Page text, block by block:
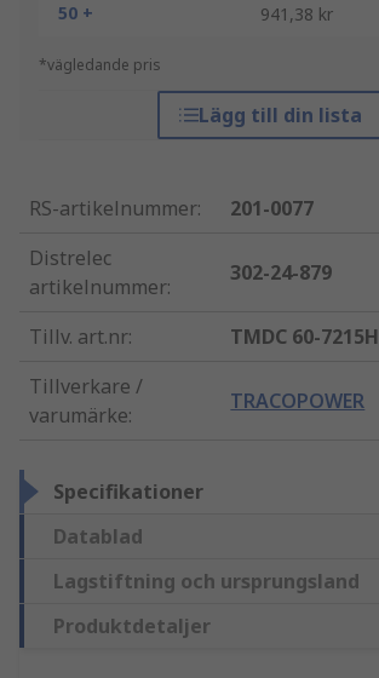
50 +
941,38 kr
*vägledande pris
Lägg till din lista
RS-artikelnummer:
201-0077
Distrelec
artikelnummer:
302-24-879
Tillv. art.nr:
TMDC 60-7215H
Tillverkare /
varumärke:
TRACOPOWER
Specifikationer
Datablad
Lagstiftning och ursprungsland
Produktdetaljer